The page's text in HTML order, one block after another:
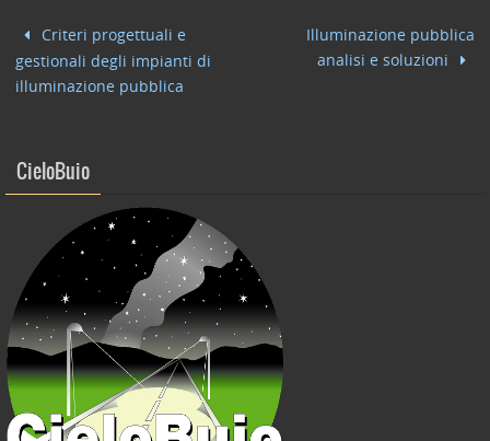
b
o
o
dI
n
Criteri progettuali e
gestionali degli impianti di
illuminazione pubblica
Illuminazione pubblica
analisi e soluzioni
CieloBuio